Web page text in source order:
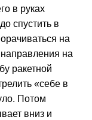
в руках
спустить в
на
на
ракетной
«себе в
Потом
вниз и